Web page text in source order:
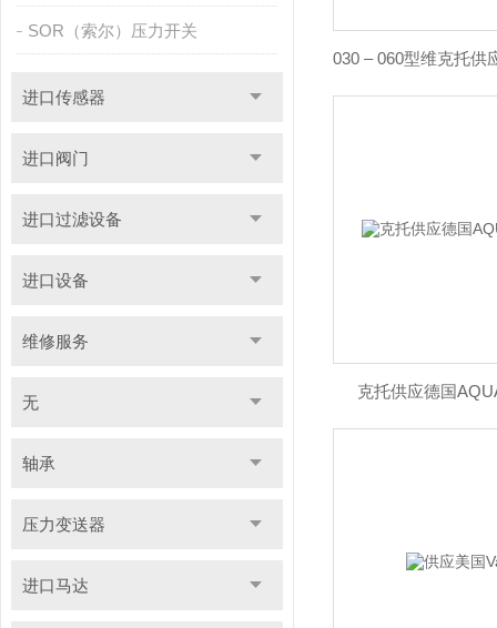
SOR（索尔）压力开关
进口传感器
进口阀门
进口过滤设备
进口设备
维修服务
无
轴承
压力变送器
进口马达
克托供应德国